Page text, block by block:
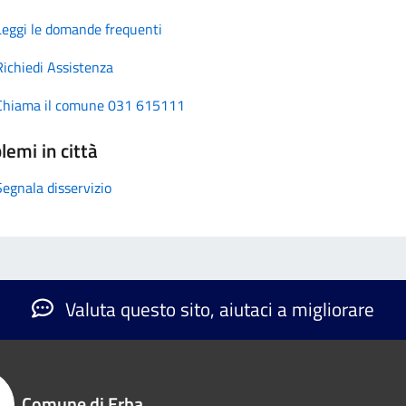
le domande frequenti
Assistenza
il comune 031 615111
in città
disservizio
Valuta questo sito, aiutaci a migliorare